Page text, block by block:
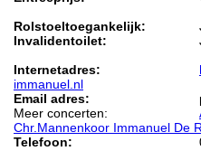
Rolstoeltoegankelijk:
Invalidentoilet:
Internetadres:
immanuel.nl
Email adres:
Meer concerten:
Chr.Mannenkoor Immanuel De
Telefoon: